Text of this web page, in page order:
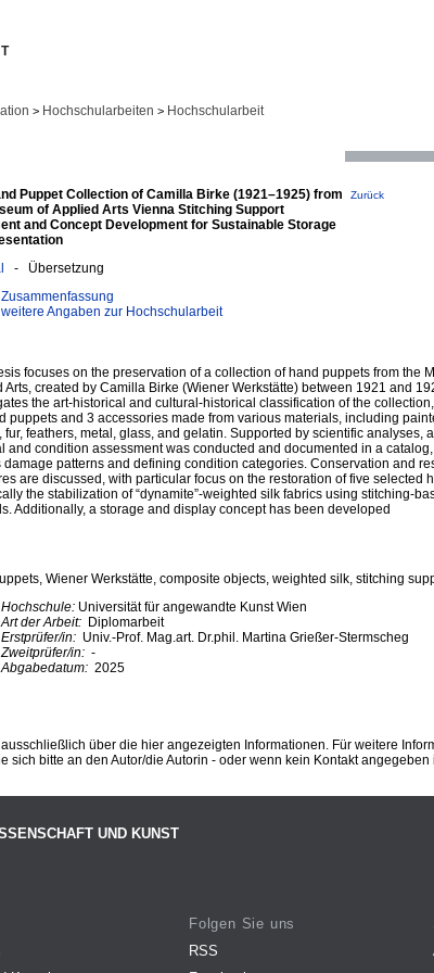
> Hochschularbeiten > Hochschularbeit
Puppet Collection of Camilla Birke (1921–1925) from
of Applied Arts Vienna Stitching Support
and Concept Development for Sustainable Storage
Zurück
- Übersetzung
Zusammenfassung
weitere Angaben zur Hochschularbeit
focuses on the preservation of a collection of hand puppets from the
Arts, created by Camilla Birke (Wiener Werkstätte) between 1921 and
the art-historical and cultural-historical classification of the
puppets and 3 accessories made from various materials, including
fur, feathers, metal, glass, and gelatin. Supported by scientific analyses,
and condition assessment was conducted and documented in a
damage patterns and defining condition categories. Conservation and
are discussed, with particular focus on the restoration of five selected
the stabilization of “dynamite”-weighted silk fabrics using stitching-
Additionally, a storage and display concept has been developed
Wiener Werkstätte, composite objects, weighted silk, stitching
Hochschule: Universität für angewandte Kunst Wien
Art der Arbeit: Diplomarbeit
Erstprüfer/in: Univ.-Prof. Mag.art. Dr.phil. Martina Grießer-Stermscheg
Zweitprüfer/in: -
Abgabedatum: 2025
über die hier angezeigten Informationen. Für weitere
sich bitte an den Autor/die Autorin - oder wenn kein Kontakt angegeben
UND KUNST
Folgen Sie uns
RSS